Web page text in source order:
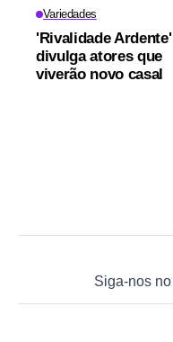
Variedades
'Rivalidade Ardente'
divulga atores que
viverão novo casal
Siga-nos no